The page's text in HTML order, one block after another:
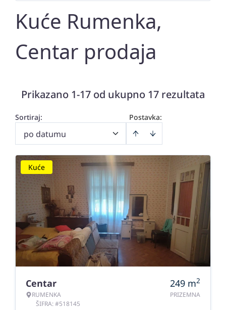
Kuće Rumenka,
Centar prodaja
Prikazano 1-17 od ukupno 17 rezultata
Postavka:
Sortiraj:
po datumu
Kuće
Centar
RUMENKA
ŠIFRA: #518145
249 m2
PRIZEMNA